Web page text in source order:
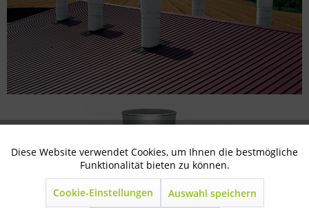
Technisch notwendig Aktiv
Marketing Inaktiv
Diese Website verwendet Cookies, um Ihnen die bestmögliche
Funktionalität bieten zu können.
Cookie-Einstellungen Auswahl speichern